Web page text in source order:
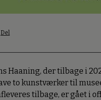
Del
Haaning, der tilbage i
to kunstværker til
tilbage, er gået i